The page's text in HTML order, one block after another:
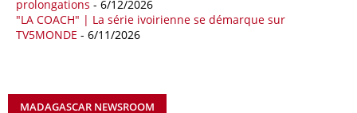
de l’exploration. Le périmètre concerné se situe dans une zone de
l’est du pays jugée peu explorée malgré son potentiel. BP pourra y
lancer ses premières opérations de prospection sur le terrain portant
18/04/26 OUGANDA - CITIBANK
prolongations - 6/12/2026
"LA COACH" | La série ivoirienne se démarque sur
TV5MONDE - 6/11/2026
MADAGASCAR NEWSROOM